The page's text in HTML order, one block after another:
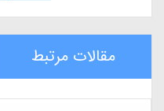
مقالات مرتبط